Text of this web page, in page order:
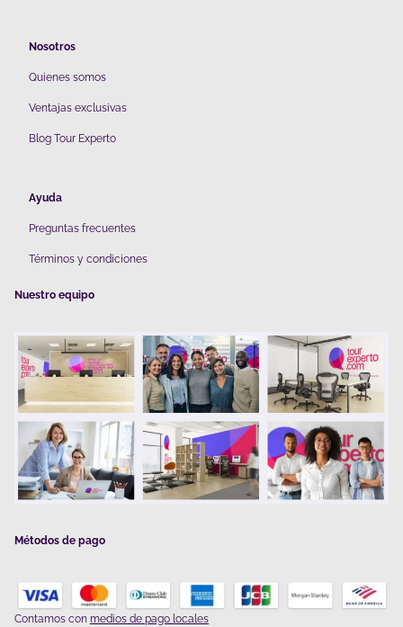
Nosotros
Quienes somos
Ventajas exclusivas
Blog Tour Experto
Ayuda
Preguntas frecuentes
Términos y condiciones
Nuestro equipo
Métodos de pago
Contamos con medios de pago locales